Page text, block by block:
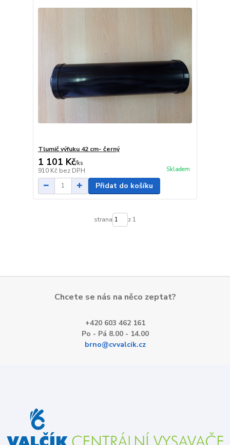
Tlumič výfuku 42 cm- černý
1 101 Kč/ks
910 Kč bez DPH Skladem
Přidat do košíku
strana z 1
Chcete se nás na něco zeptat?
+420 603 462 161
Po - Pá 8.00 - 14.00
brno@cvvalcik.cz